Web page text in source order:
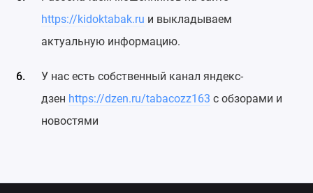
https://kidoktabak.ru и выкладываем
актуальную информацию.
У нас есть собственный канал яндекс-
дзен https://dzen.ru/tabacozz163 с обзорами и
новостями